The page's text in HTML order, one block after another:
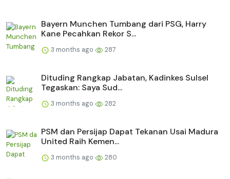
Bayern Munchen Tumbang dari PSG, Harry
Kane Pecahkan Rekor S...
3 months ago 287
Dituding Rangkap Jabatan, Kadinkes Sulsel
Tegaskan: Saya Sud...
3 months ago 282
PSM dan Persijap Dapat Tekanan Usai Madura
United Raih Kemen...
3 months ago 280